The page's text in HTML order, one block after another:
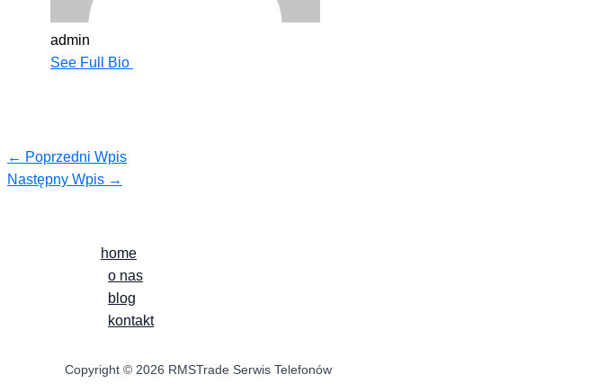
admin
See Full Bio
← Poprzedni Wpis
Następny Wpis →
home
o nas
blog
kontakt
Copyright © 2026 RMSTrade Serwis Telefonów